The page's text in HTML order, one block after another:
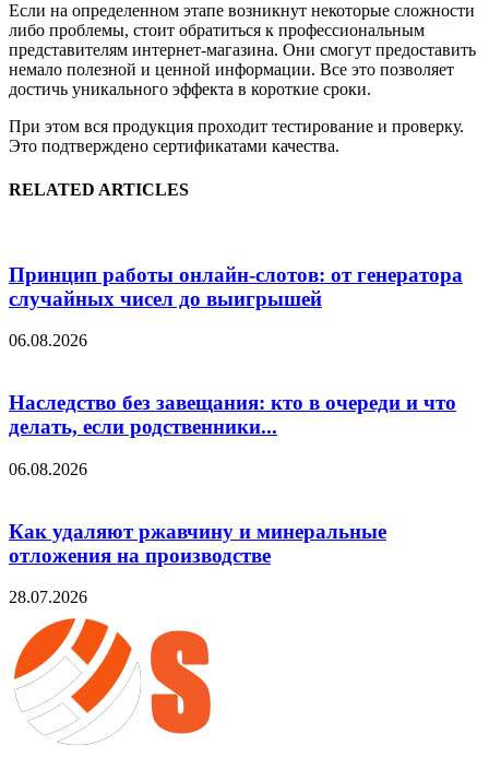
Если на определенном этапе возникнут некоторые сложности
либо проблемы, стоит обратиться к профессиональным
представителям интернет-магазина. Они смогут предоставить
немало полезной и ценной информации. Все это позволяет
достичь уникального эффекта в короткие сроки.
При этом вся продукция проходит тестирование и проверку.
Это подтверждено сертификатами качества.
RELATED ARTICLES
Принцип работы онлайн-слотов: от генератора
случайных чисел до выигрышей
06.08.2026
Наследство без завещания: кто в очереди и что
делать, если родственники...
06.08.2026
Как удаляют ржавчину и минеральные
отложения на производстве
28.07.2026